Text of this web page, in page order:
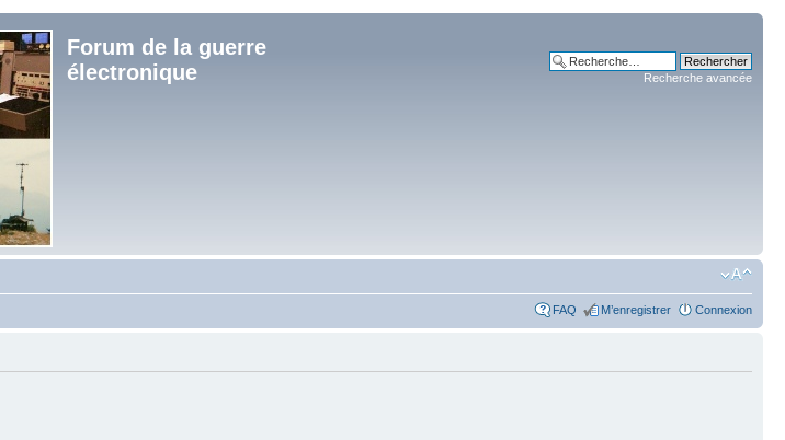
Forum de la guerre
électronique
Recherche avancée
FAQ M’enregistrer Connexion